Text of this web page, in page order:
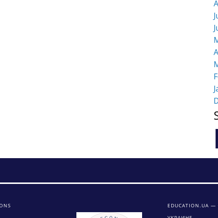
EDUCATION.UA